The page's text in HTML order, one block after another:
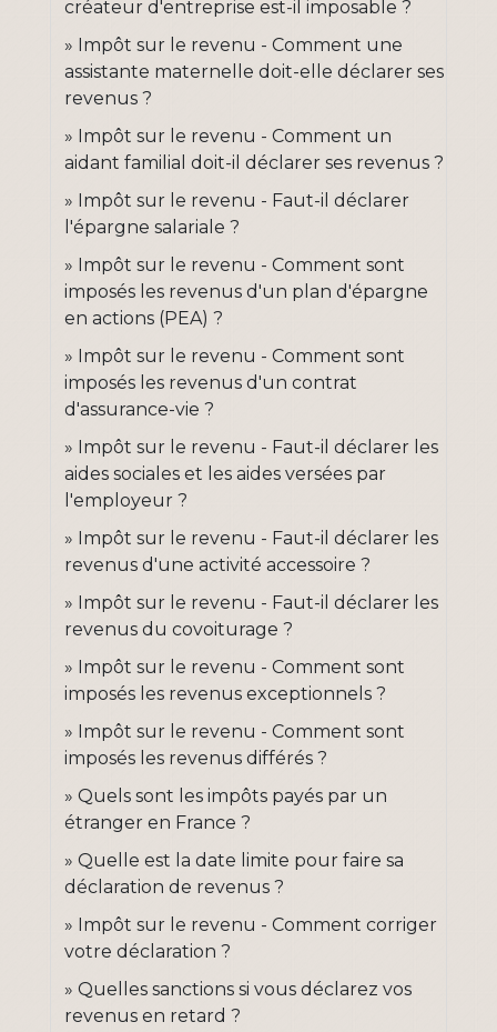
créateur d'entreprise est-il imposable ?
Impôt sur le revenu - Comment une
assistante maternelle doit-elle déclarer ses
revenus ?
Impôt sur le revenu - Comment un
aidant familial doit-il déclarer ses revenus ?
Impôt sur le revenu - Faut-il déclarer
l'épargne salariale ?
Impôt sur le revenu - Comment sont
imposés les revenus d'un plan d'épargne
en actions (PEA) ?
Impôt sur le revenu - Comment sont
imposés les revenus d'un contrat
d'assurance-vie ?
Impôt sur le revenu - Faut-il déclarer les
aides sociales et les aides versées par
l'employeur ?
Impôt sur le revenu - Faut-il déclarer les
revenus d'une activité accessoire ?
Impôt sur le revenu - Faut-il déclarer les
revenus du covoiturage ?
Impôt sur le revenu - Comment sont
imposés les revenus exceptionnels ?
Impôt sur le revenu - Comment sont
imposés les revenus différés ?
Quels sont les impôts payés par un
étranger en France ?
Quelle est la date limite pour faire sa
déclaration de revenus ?
Impôt sur le revenu - Comment corriger
votre déclaration ?
Quelles sanctions si vous déclarez vos
revenus en retard ?